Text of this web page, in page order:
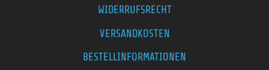
WIDERRUFSRECHT
VERSANDKOSTEN
BESTELLINFORMATIONEN